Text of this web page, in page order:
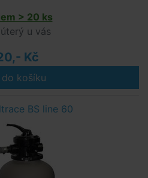
> 20 ks
u vás
Kč
do košíku
BS line 60